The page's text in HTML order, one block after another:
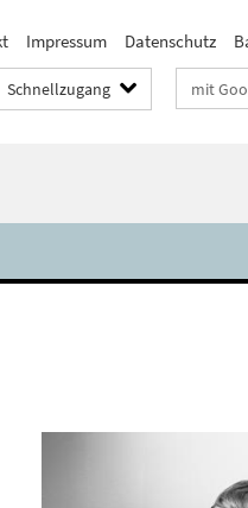
Impressum Datenschutz
Schnellzugang